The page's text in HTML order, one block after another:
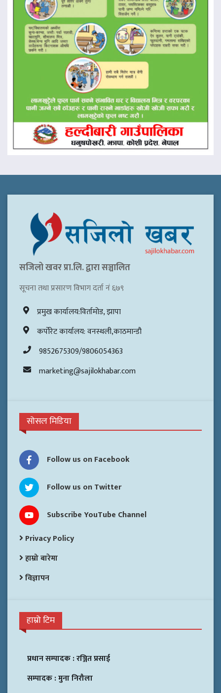
सजिलो खवर प्रा.लि. द्वारा सञ्चालित
सूचना तथा प्रसारण विभाग दर्ता नं ६७९
प्रमुख कार्यालय:विर्तामोड, झापा
कर्पोरेट कार्यालय: वनस्थली,काठमान्डौ
9852675309/9806054363
marketing@sajilokhabar.com
सोसल मिडिया
Follow us on Facebook
Follow us on Twitter
Subscribe YouTube Channel
Privacy Policy
हाम्रो बारेमा
विज्ञापन
हाम्रो टिम
प्रधान सम्पादक :रञ्जित प्रसाई
सम्पादक :मुना निरौला